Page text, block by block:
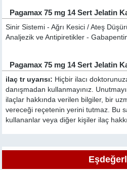
Pagamax 75 mg 14 Sert Jelatin
Sinir Sistemi - Ağrı Kesici / Ateş
Analjezik ve Antipiretikler -
Pagamax 75 mg 14 Sert Jelatin
ilaç tr uyarısı: Hiçbir ilacı
danışmadan kullanmayınız.
ilaçlar hakkında verilen bilgiler, bir
vereceği reçetenin yerini tutmaz. Bu
kullananlar veya diğer kişiler ilaç